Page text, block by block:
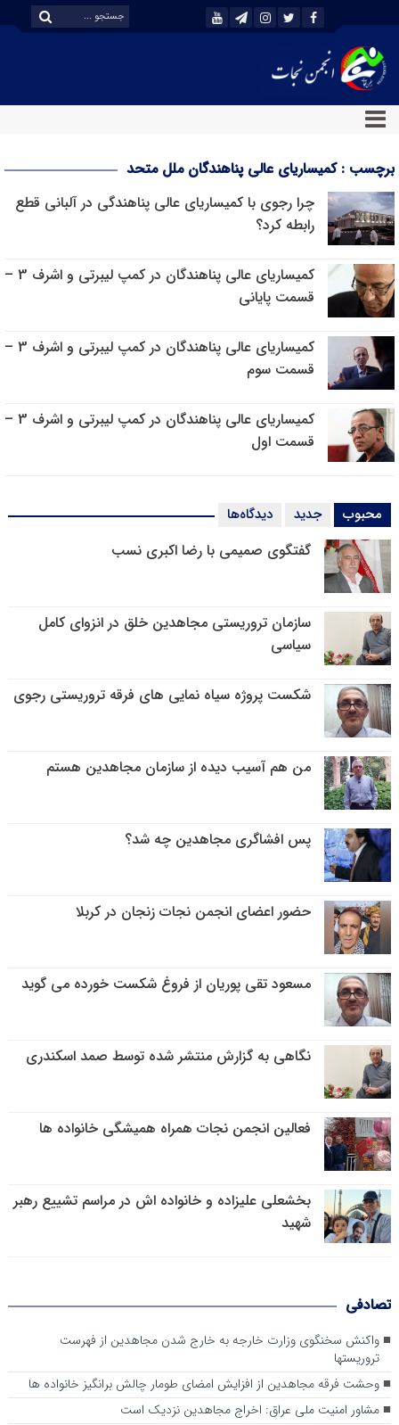
برچسب : کمیساریای عالی پناهندگان ملل متحد
چرا رجوی با کمیساریای عالی پناهندگی در آلبانی قطع
رابطه کرد؟
کمیساریای عالی پناهندگان در کمپ لیبرتی و اشرف 3 –
قسمت پایانی
کمیساریای عالی پناهندگان در کمپ لیبرتی و اشرف 3 –
قسمت سوم
کمیساریای عالی پناهندگان در کمپ لیبرتی و اشرف 3 –
قسمت اول
محبوب جدید دیدگاه‌ها
گفتگوی صمیمی با رضا اکبری نسب
سازمان تروریستی مجاهدین خلق در انزوای کامل
سیاسی
شکست پروژه سیاه نمایی های فرقه تروریستی رجوی
من هم آسیب دیده از سازمان مجاهدین هستم
پس افشاگری مجاهدین چه شد؟
حضور اعضای انجمن نجات زنجان در کربلا
مسعود تقی پوریان از فروغ شکست خورده می گوید
نگاهی به گزارش منتشر شده توسط صمد اسکندری
فعالین انجمن نجات همراه همیشگی خانواده ها
بخشعلی علیزاده و خانواده اش در مراسم تشییع رهبر
شهید
تصادفی
واکنش سخنگوی وزارت خارجه به خارج شدن مجاهدین از فهرست
تروریستها
وحشت فرقه مجاهدین از افزایش امضای طومار چالش برانگیز خانواده ها
مشاور امنیت ملی عراق: اخراج مجاهدین نزدیک است